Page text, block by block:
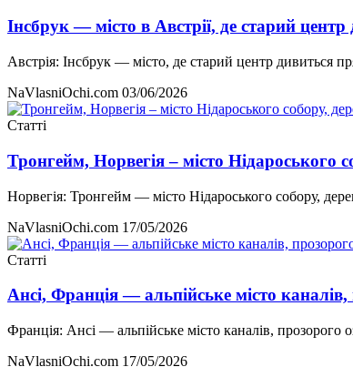
Інсбрук — місто в Австрії, де старий
Австрія: Інсбрук — місто, де старий центр
NaVlasniOchi.com 03/06/2026
Статті
Тронгейм, Норвегія – місто Нідароського
Норвегія: Тронгейм — місто Нідароського собору,
NaVlasniOchi.com 17/05/2026
Статті
Ансі, Франція — альпійське місто
Франція: Ансі — альпійське місто каналів,
NaVlasniOchi.com 17/05/2026